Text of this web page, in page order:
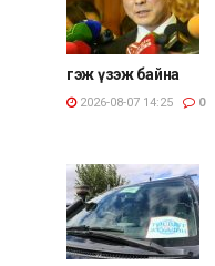
гэж үзэж байна
2026-08-07 14:25 0